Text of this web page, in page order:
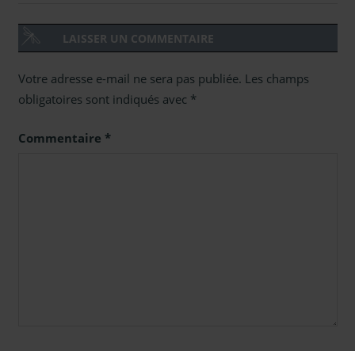
LAISSER UN COMMENTAIRE
Votre adresse e-mail ne sera pas publiée. Les champs
obligatoires sont indiqués avec *
Commentaire *